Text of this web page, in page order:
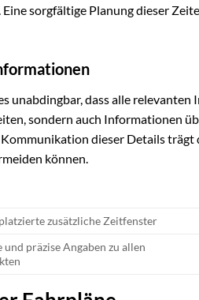
sorgfältige Planung dieser
unabdingbar, dass alle
sondern auch Informationen
dieser Details trägt
können.
zusätzliche Zeitfenster
präzise Angaben zu allen